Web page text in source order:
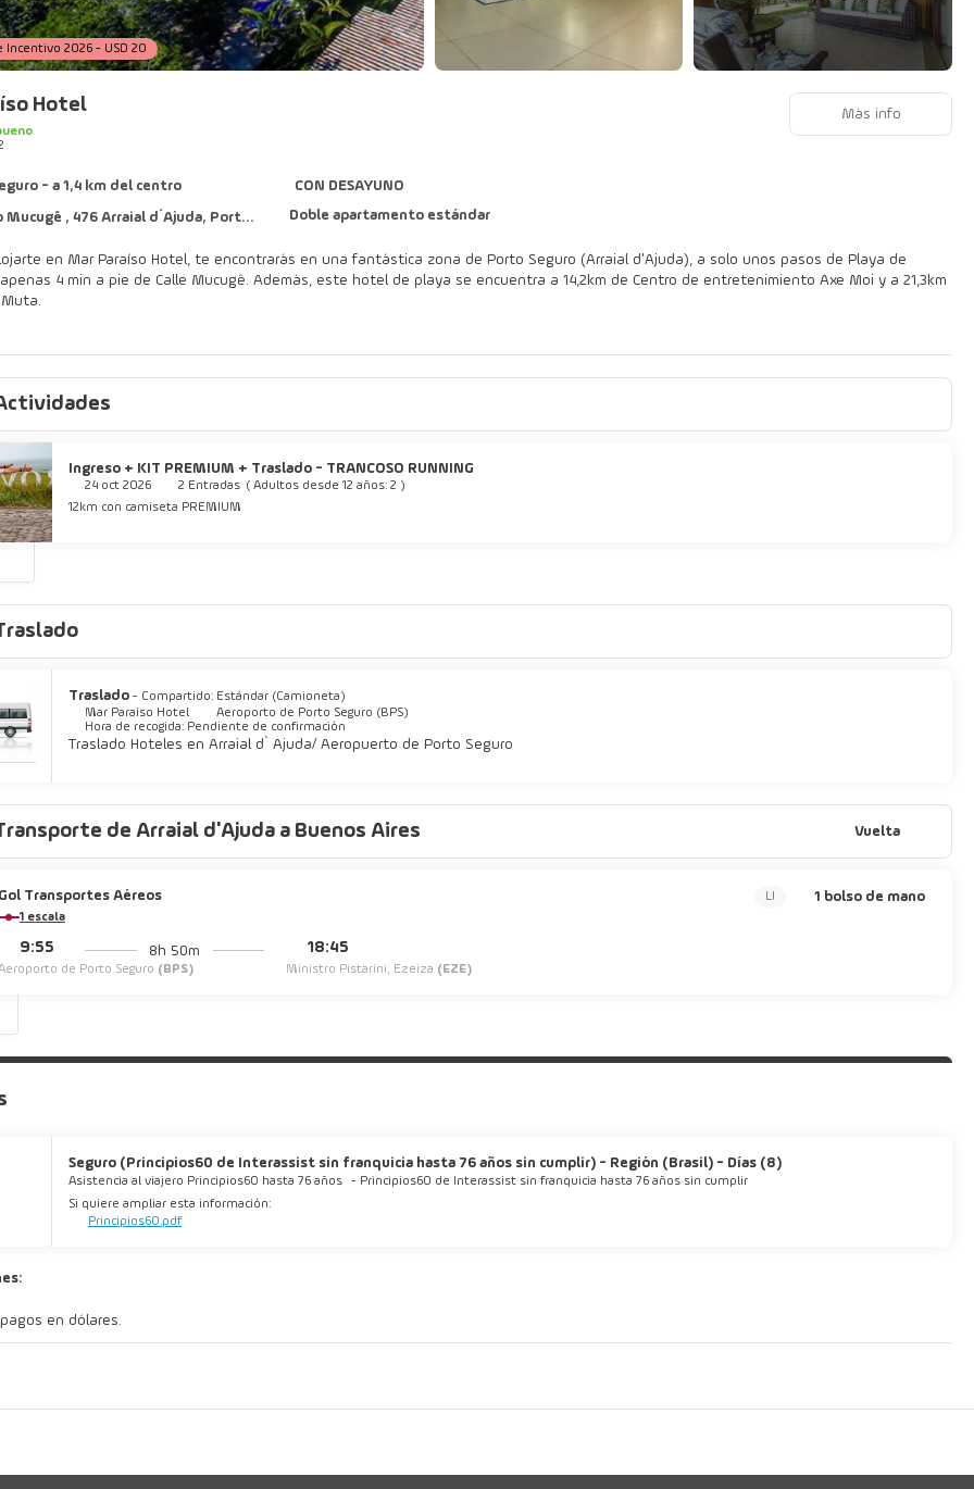
Incentivo 2026 - USD 20
Hotel
- a 1,4 km del centro CON DESAYUNO
, 476 Arraial d´Ajuda, Porto Seguro 45816-000 Doble apartamento estándar
en Mar Paraíso Hotel, te encontrarás en una fantástica zona de Porto Seguro (Arraial d'Ajuda), a solo unos pasos de Playa de
Mucugê. Además, este hotel de playa se encuentra a 14,2 km de Centro de entretenimiento Axe Moi y a 21,3 km
El cuarto de baño está provisto de ducha. Entre las comodidades, se incluyen caja fuerte y cortinas opacas, además de un servicio de
todos los días.
platos sin moverte de este hotel, que cuenta con un restaurante y ofrece servicio de habitaciones con horario limitado. Pon la
pastel a un día fantástico con una bebida en el bar o lounge o en el bar junto a la piscina. Se ofrece un desayuno bufé gratuito todos los
Más info
Ingreso + KIT PREMIUM + Traslado - TRANCOSO RUNNING
24 oct 2026 2 Entradas ( Adultos desde 12 años: 2 )
12km con camiseta PREMIUM
Traslado - Compartido: Estándar (Camioneta)
Mar Paraíso Hotel
Aeroporto de Porto Seguro (BPS)
Hora de recogida: Pendiente de confirmación
Traslado Hoteles en Arraial d` Ajuda/ Aeropuerto de Porto Seguro
de Arraial d'Ajuda a Buenos Aires Vuelta
Transportes Aéreos
1 escala
9:55
de Porto Seguro (BPS)
8h 50m 18:45
Ministro Pistarini, Ezeiza (EZE)
LI 1 bolso de mano
Seguro (Principios60 de Interassist sin franquicia hasta 76 años sin cumplir) - Región (Brasil) - Días (8)
Asistencia al viajero Principios60 hasta 76 años - Principios60 de Interassist sin franquicia hasta 76 años sin cumplir
Si quiere ampliar esta información:
Principios60.pdf
en dólares.